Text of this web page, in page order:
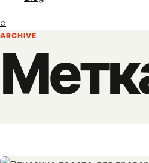
⌕
ARCHIVE